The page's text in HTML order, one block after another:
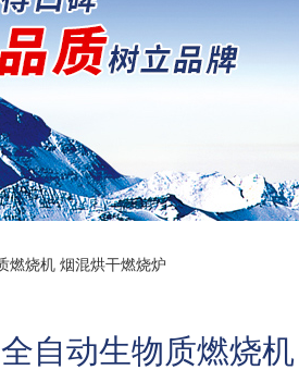
燃烧机 烟混烘干燃烧炉
全自动生物质燃烧